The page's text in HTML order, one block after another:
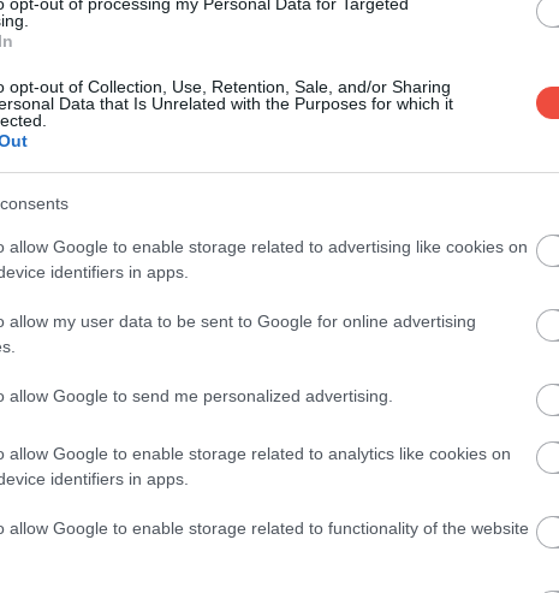
opt-out of Collection, Use, Retention, Sale, and/or Sharing
Data that Is Unrelated with the Purposes for which it
allow Google to enable storage related to advertising like cookies on
identifiers in apps.
allow my user data to be sent to Google for online advertising
allow Google to send me personalized advertising.
allow Google to enable storage related to analytics like cookies on
identifiers in apps.
allow Google to enable storage related to functionality of the website